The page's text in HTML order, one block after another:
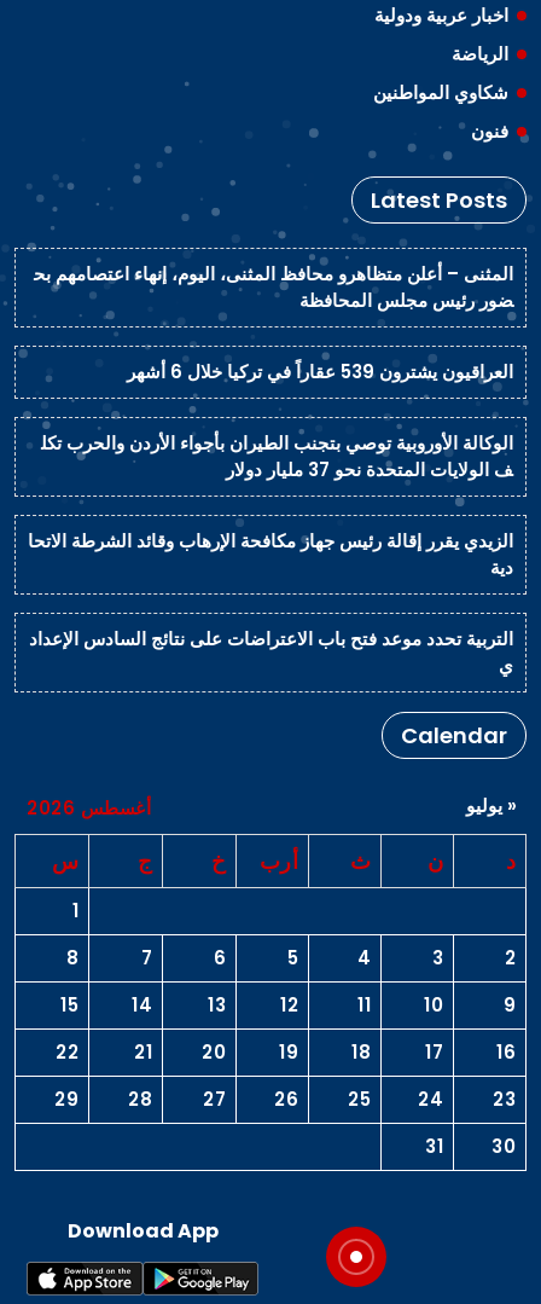
اخبار عربية ودولية
الرياضة
شكاوي المواطنين
فنون
Latest Posts
المثنى – أعلن متظاهرو محافظ المثنى، اليوم، إنهاء اعتصامهم بح
ضور رئيس مجلس المحافظة
العراقيون يشترون 539 عقاراً في تركيا خلال 6 أشهر
الوكالة الأوروبية توصي بتجنب الطيران بأجواء الأردن والحرب تكل
ف الولايات المتحدة نحو 37 مليار دولار
الزيدي يقرر إقالة رئيس جهاز مكافحة الإرهاب وقائد الشرطة الاتحا
دية
التربية تحدد موعد فتح باب الاعتراضات على نتائج السادس الإعداد
ي
Calendar
أغسطس 2026
د ن ث أرب خ ج س
1
2
3
4
5
6
7
8
9
10
11
12
13
14
15
16
17
18
19
20
21
22
23
24
25
26
27
28
29
30
31
« يوليو
Download App